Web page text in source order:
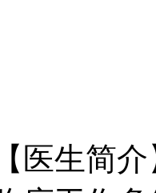
医生简